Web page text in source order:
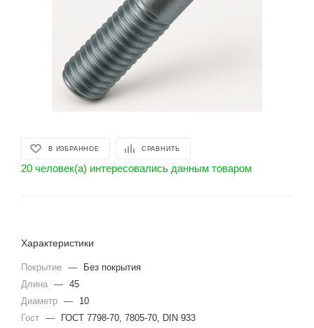
В ИЗБРАННОЕ СРАВНИТЬ
20 человек(а) интересовались данным товаром
Характеристики
Покрытие —
Без покрытия
Длина — 45
Диаметр —
10
Гост —
ГОСТ 7798-70, 7805-70, DIN 933